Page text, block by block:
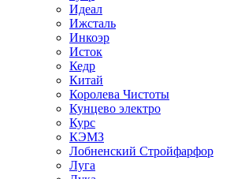
Идеал
Ижсталь
Инкоэр
Исток
Кедр
Китай
Королева Чистоты
Кунцево электро
Курс
КЭМЗ
Лобненский Стройфарфор
Луга